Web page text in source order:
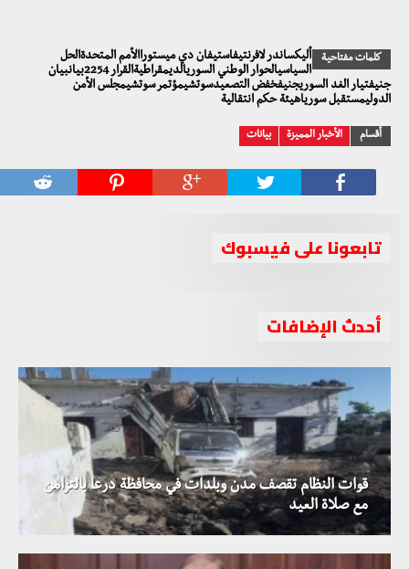
كلمات مفتاحية
أليكساندر لافرنتيفاستيفان دي ميستوراالأمم المتحدةالحل
السياسيالحوار الوطني السوريالديمقراطيةالقرار 2254بيانبيان
جنيفتيار الغد السوريجنيفخفض التصعيدسوتشيمؤتمر سوتشيمجلس الأمن
الدوليمستقبل سورياهيئة حكم انتقالية
أقسام الأخبار المميزة بيانات
تابعونا على فيسبوك
أحدث الإضافات
قوات النظام تقصف مدن وبلدات في محافظة درعا بالتزامن
مع صلاة العيد